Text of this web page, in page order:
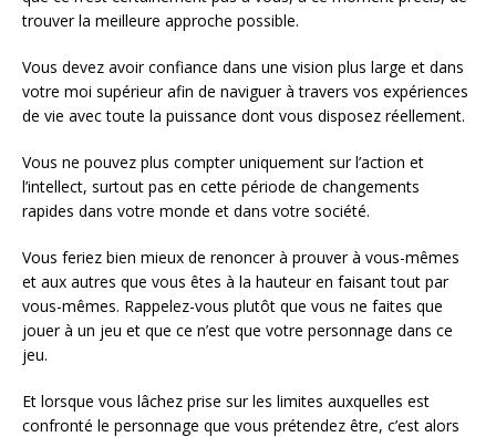
trouver la meilleure approche possible.
Vous devez avoir confiance dans une vision plus large et dans
votre moi supérieur afin de naviguer à travers vos expériences
de vie avec toute la puissance dont vous disposez réellement.
Vous ne pouvez plus compter uniquement sur l’action et
l’intellect, surtout pas en cette période de changements
rapides dans votre monde et dans votre société.
Vous feriez bien mieux de renoncer à prouver à vous-mêmes
et aux autres que vous êtes à la hauteur en faisant tout par
vous-mêmes. Rappelez-vous plutôt que vous ne faites que
jouer à un jeu et que ce n’est que votre personnage dans ce
jeu.
Et lorsque vous lâchez prise sur les limites auxquelles est
confronté le personnage que vous prétendez être, c’est alors